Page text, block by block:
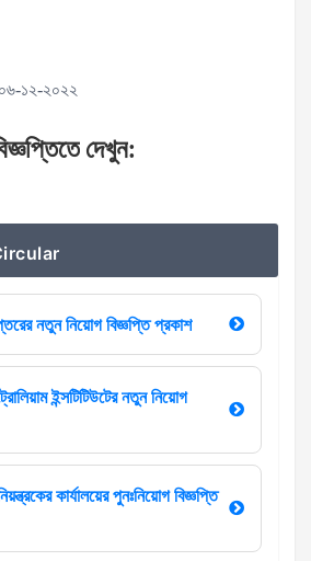
০৬-১২-২০২২
দেখুন:
নতুন নিয়োগ বিজ্ঞপ্তি প্রকাশ
ইন্সটিটিউটের নতুন নিয়োগ
কার্যালয়ের পুনঃনিয়োগ বিজ্ঞপ্তি